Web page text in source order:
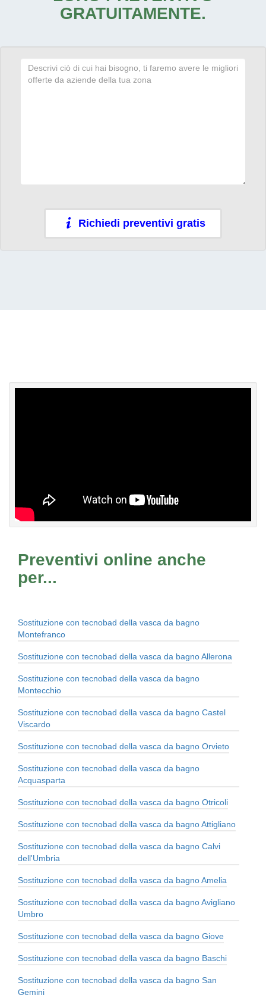
GRATUITAMENTE.
Richiedi preventivi gratis
Preventivi online anche
per...
Sostituzione con tecnobad della vasca da bagno
Montefranco
Sostituzione con tecnobad della vasca da bagno Allerona
Sostituzione con tecnobad della vasca da bagno
Montecchio
Sostituzione con tecnobad della vasca da bagno Castel
Viscardo
Sostituzione con tecnobad della vasca da bagno Orvieto
Sostituzione con tecnobad della vasca da bagno
Acquasparta
Sostituzione con tecnobad della vasca da bagno Otricoli
Sostituzione con tecnobad della vasca da bagno Attigliano
Sostituzione con tecnobad della vasca da bagno Calvi
dell'Umbria
Sostituzione con tecnobad della vasca da bagno Amelia
Sostituzione con tecnobad della vasca da bagno Avigliano
Umbro
Sostituzione con tecnobad della vasca da bagno Giove
Sostituzione con tecnobad della vasca da bagno Baschi
Sostituzione con tecnobad della vasca da bagno San
Gemini